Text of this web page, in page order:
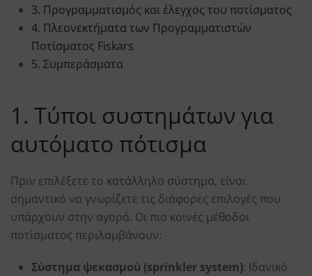
3. Προγραμματισμός και έλεγχος του ποτίσματος
4. Πλεονεκτήματα των Προγραμματιστών
Ποτίσματος Fiskars
5. Συμπεράσματα
1. Τύποι συστημάτων για
αυτόματο πότισμα
Πριν επιλέξετε το κατάλληλο σύστημα, είναι
σημαντικό να γνωρίζετε τις διάφορες επιλογές που
υπάρχουν στην αγορά. Οι πιο κοινές μέθοδοι
ποτίσματος περιλαμβάνουν:
Σύστημα ψεκασμού (sprinkler system): Ιδανικό